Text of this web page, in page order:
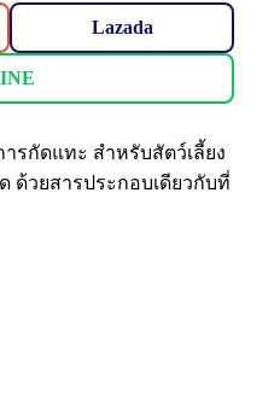
Lazada
รกัดแทะ สำหรับสัตว์เลี้ยง
ด้วยสารประกอบเดียวกับที่